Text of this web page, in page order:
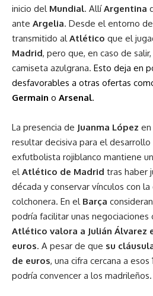
inicio del Mundial. AllíArgentina
ante Argelia. Desde el entorno
transmitido al Atlético que el
Madrid, pero que, en caso de
camiseta azulgrana. Esto deja en
desfavorables a otras ofertas
Germain o Arsenal.
La presencia de Juanma López
resultar decisiva para el desarrollo
exfutbolista rojiblanco mantiene
el Atlético de Madrid tras haber
década y conservar vínculos con
colchonera. En el Barça
podría facilitar unas negociaciones
Atlético valora a Julián Álvarez
euros. A pesar de que su
de euros, una cifra cercana a
podría convencer a los madrileños.